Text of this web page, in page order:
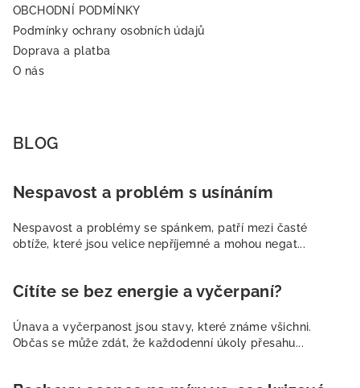
OBCHODNÍ PODMÍNKY
Podmínky ochrany osobních údajů
Doprava a platba
O nás
BLOG
Nespavost a problém s usínáním
Nespavost a problémy se spánkem, patří mezi časté
obtíže, které jsou velice nepříjemné a mohou negat...
Cítíte se bez energie a vyčerpaní?
Únava a vyčerpanost jsou stavy, které známe všichni.
Občas se může zdát, že každodenní úkoly přesahu...